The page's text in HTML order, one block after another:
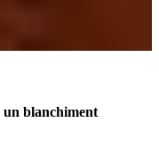
un blanchiment